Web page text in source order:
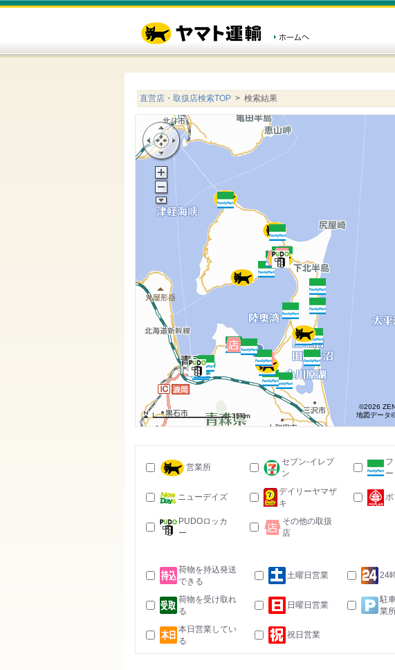
直営店・取扱店検索TOP > 検索結果
35km
©2026
地図データ
営業所
セブン-イレブ
ン
ー
ニューデイズ
デイリーヤマザ
キ
ポ
PUDOロッカ
ー
その他の取扱
店
荷物を持込発送
できる
土曜日営業 24
荷物を受け取れ
る
日曜日営業
駐
業
本日営業してい
る
祝日営業